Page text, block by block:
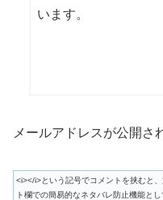
います。
メールアドレスが公開さ
<i></i>という記号でコメントを挟むと
ト欄での簡易的なネタバレ防止機能と